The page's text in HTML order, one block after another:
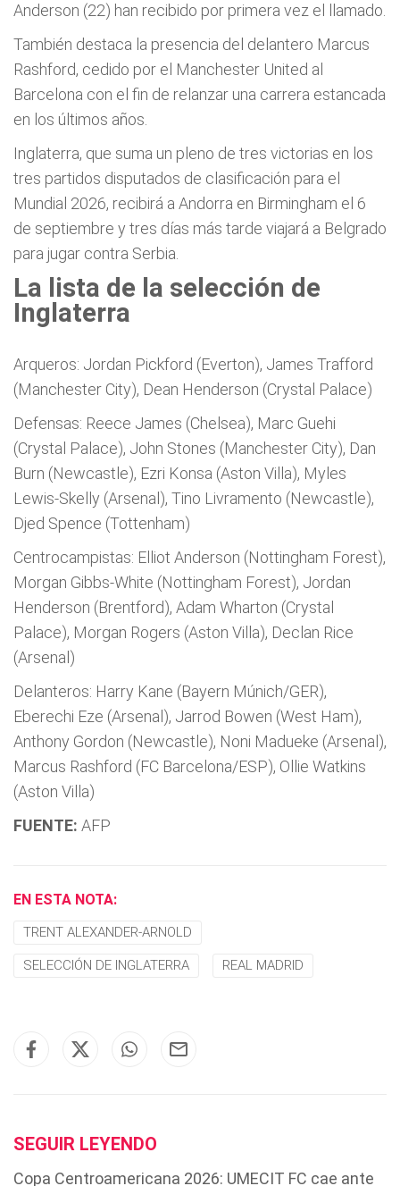
Anderson (22) han recibido por primera vez el llamado.
También destaca la presencia del delantero Marcus
Rashford, cedido por el Manchester United al
Barcelona con el fin de relanzar una carrera estancada
en los últimos años.
Inglaterra, que suma un pleno de tres victorias en los
tres partidos disputados de clasificación para el
Mundial 2026, recibirá a Andorra en Birmingham el 6
de septiembre y tres días más tarde viajará a Belgrado
para jugar contra Serbia.
La lista de la selección de
Inglaterra
Arqueros: Jordan Pickford (Everton), James Trafford
(Manchester City), Dean Henderson (Crystal Palace)
Defensas: Reece James (Chelsea), Marc Guehi
(Crystal Palace), John Stones (Manchester City), Dan
Burn (Newcastle), Ezri Konsa (Aston Villa), Myles
Lewis-Skelly (Arsenal), Tino Livramento (Newcastle),
Djed Spence (Tottenham)
Centrocampistas: Elliot Anderson (Nottingham Forest),
Morgan Gibbs-White (Nottingham Forest), Jordan
Henderson (Brentford), Adam Wharton (Crystal
Palace), Morgan Rogers (Aston Villa), Declan Rice
(Arsenal)
Delanteros: Harry Kane (Bayern Múnich/GER),
Eberechi Eze (Arsenal), Jarrod Bowen (West Ham),
Anthony Gordon (Newcastle), Noni Madueke (Arsenal),
Marcus Rashford (FC Barcelona/ESP), Ollie Watkins
(Aston Villa)
FUENTE: AFP
EN ESTA NOTA:
TRENT ALEXANDER-ARNOLD
SELECCIÓN DE INGLATERRA REAL MADRID
SEGUIR LEYENDO
Copa Centroamericana 2026: UMECIT FC cae ante